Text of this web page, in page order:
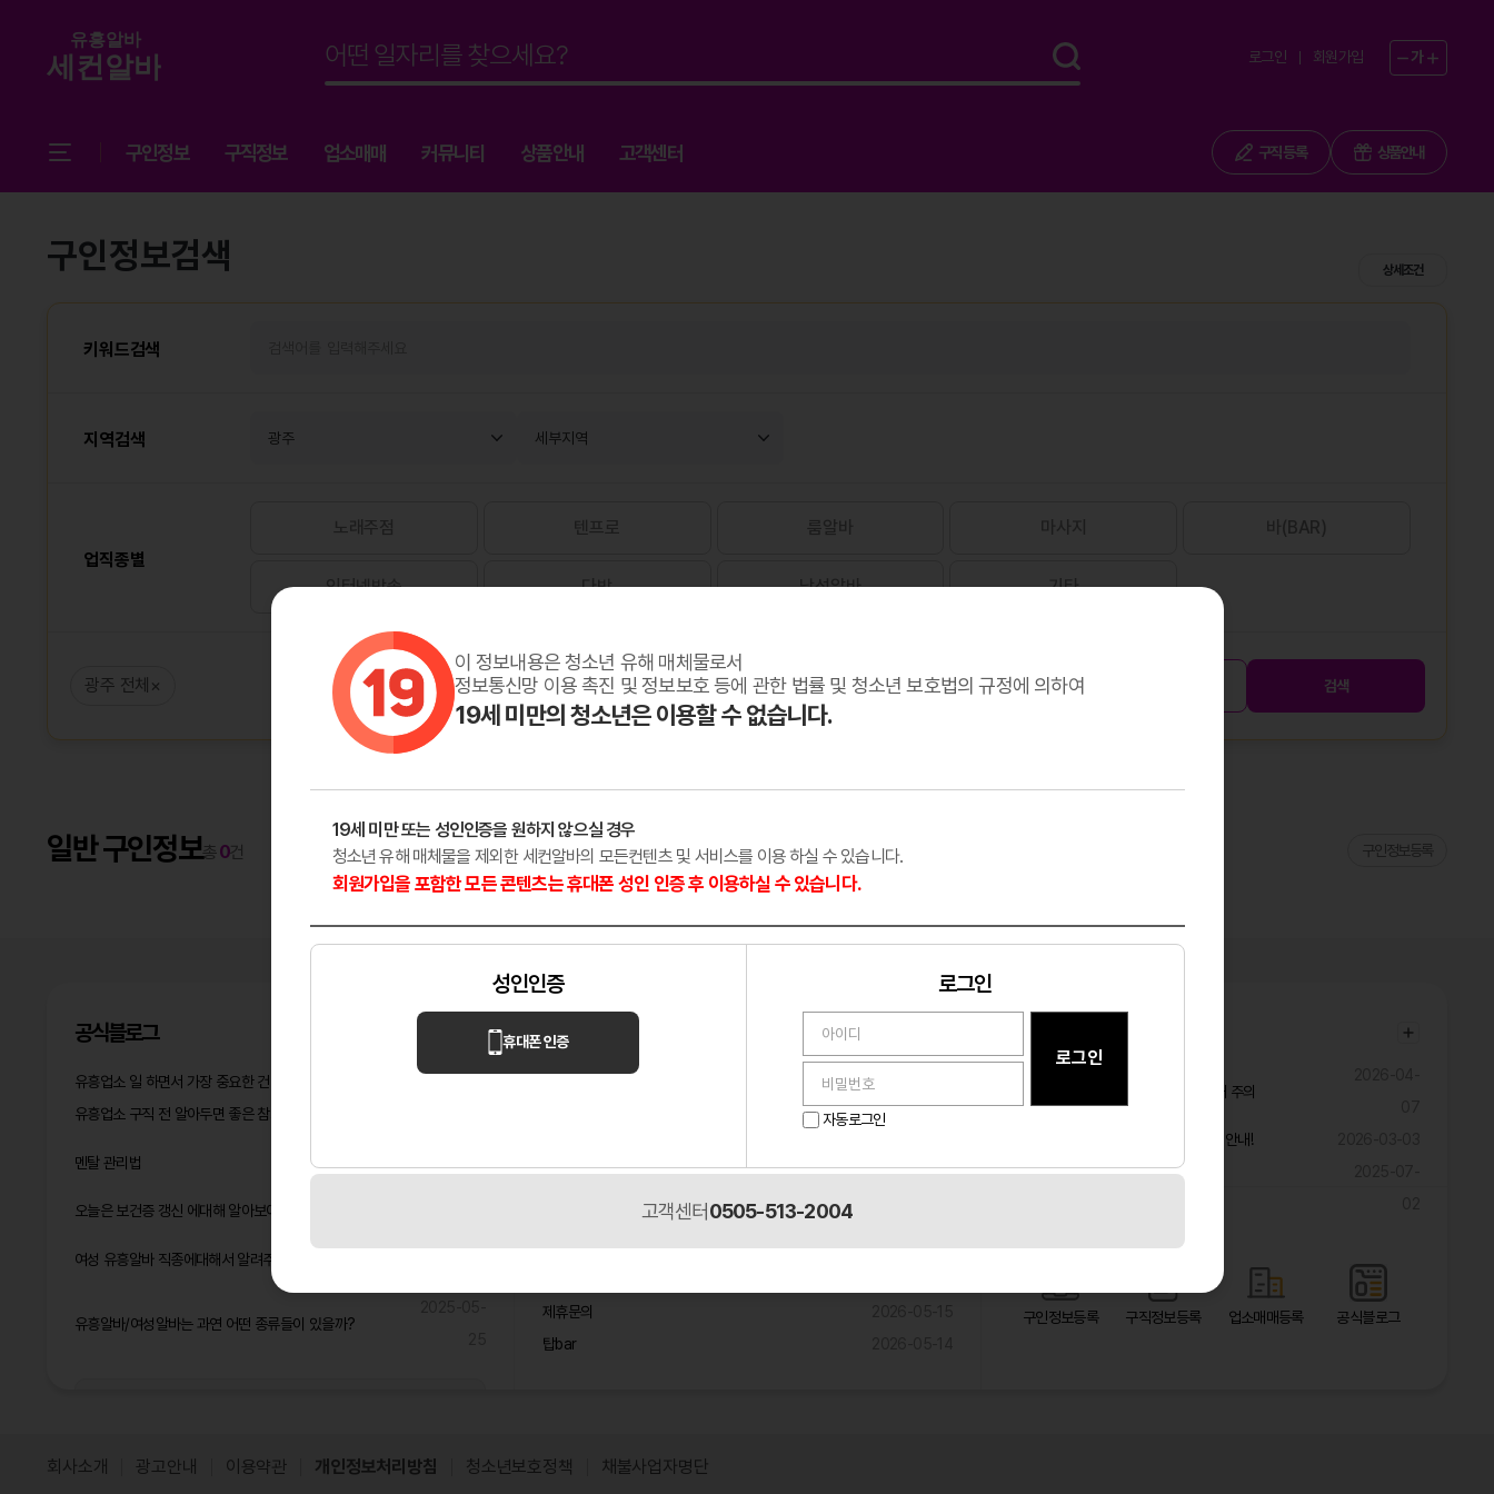
로그인 회원가입 가
구인정보 구직정보 업소매매 커뮤니티 상품안내 고객센터 구직 등록 상품안내
구인정보검색 상세조건
키워드검색
지역검색
업직종별
노래주점 텐프로 룸알바 마사지 바(BAR)
인터넷방송 다방 남성알바 기타
검색
광주 전체 ×
일반 구인정보총0건 구인정보등록
공식블로그
유흥업소 일 하면서 가장 중요한 건 멘탈 관리다
유흥업소 구직 전 알아두면 좋은 참고사항
멘탈 관리법
05
오늘은 보건증 갱신 에대해 알아보아요^^
유흥알바/여성알바는 과연 어떤 종류들이 있을까?
언니들 이야기
퇴근 30분 전 들어온 손님 하나 때문에 멘탈 나간 밤
2026-05-14
알바하다가 단골 생겼는데, 이게 맞나 싶었던 이야기
2026-05-10
02
제휴문의
탑bar
불법ㆍ과장 구인광고 및 취업사기 피해 주의
구직자 대상 해외 취업 관련 피해 예방 안내!
구인정보등록 구직정보등록 업소매매등록 공식블로그
회사소개 광고안내 이용약관 개인정보처리방침 청소년보호정책 채불사업자명단
이 정보내용은 청소년 유해 매체물로서
정보통신망 이용 촉진 및 정보보호 등에 관한 법률 및 청소년 보호법의 규정에 의하여
19세 미만의 청소년은 이용할 수 없습니다.
19세 미만 또는 성인인증을 원하지 않으실 경우
청소년 유해 매체물을 제외한 세컨알바의 모든컨텐츠 및 서비스를 이용 하실 수 있습니다.
회원가입을 포함한 모든 콘텐츠는 휴대폰 성인 인증 후 이용하실 수 있습니다.
성인인증
휴대폰 인증
로그인
자동로그인
고객센터0505-513-2004